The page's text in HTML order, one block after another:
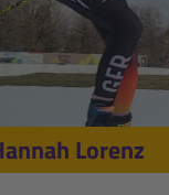
Lorenz